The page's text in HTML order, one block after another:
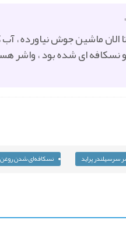
الان ماشین جوش نیاورده ،
نسکافه ای شده بود ، واشر
سرسیلندر پراید نسکافه‌ای شدن روغن